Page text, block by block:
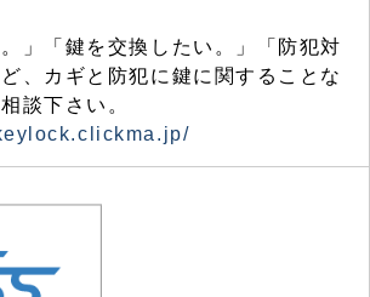
。」「鍵を交換したい。」「防犯対
、カギと防犯に鍵に関することな
談下さい。